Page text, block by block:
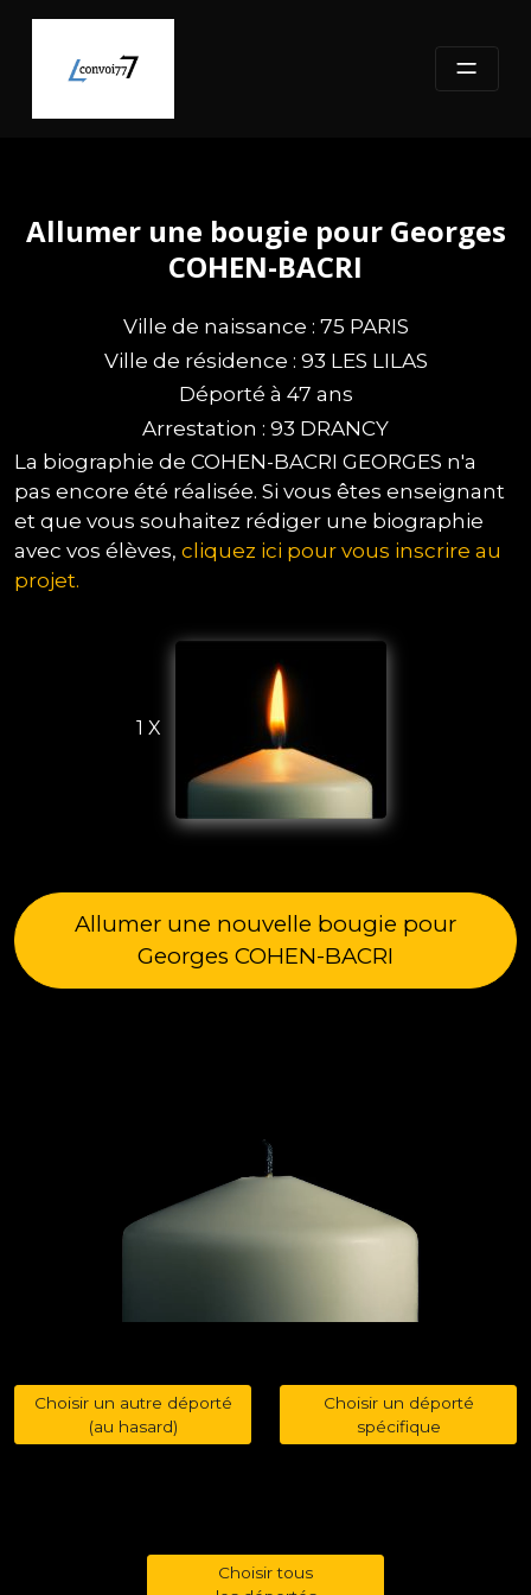
content
Allumer une bougie pour Georges
COHEN-BACRI
Ville de naissance : 75 PARIS
Ville de résidence : 93 LES LILAS
Déporté à 47 ans
Arrestation : 93 DRANCY
La biographie de COHEN-BACRI GEORGES n'a
pas encore été réalisée. Si vous êtes enseignant
et que vous souhaitez rédiger une biographie
avec vos élèves, cliquez ici pour vous inscrire au
projet.
1 X
Allumer une nouvelle bougie pour
Georges COHEN-BACRI
Choisir un autre déporté
(au hasard)
Choisir un déporté
spécifique
Choisir tous